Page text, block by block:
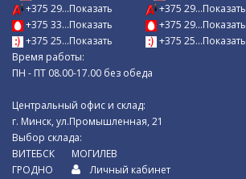
+375 29...Показать
+375 33...Показать
+375 25...Показать
+375 29...Показать
+375 29...Показать
+375 25...Показать
Время работы:
ПН - ПТ 08.00-17.00 без обеда
Центральный офис и склад:
г. Минск, ул.Промышленная, 21
Выбор склада:
ВИТЕБСК
ГРОДНО
МОГИЛЕВ
Личный кабинет